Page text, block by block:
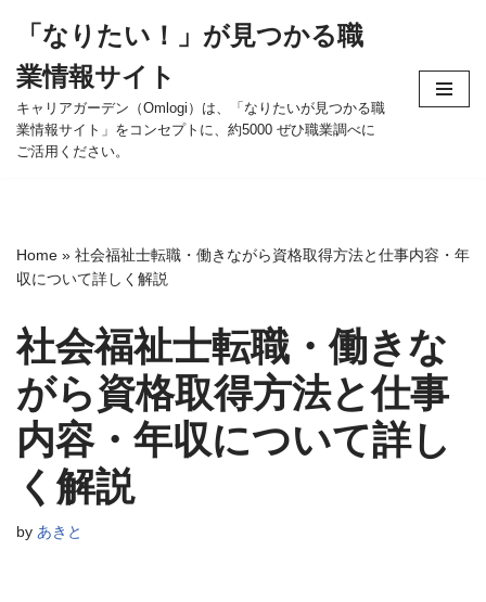
ン
テ
ン
ツ
ッ
プ
「なりたい！」が見つかる職
業情報サイト
キャリアガーデン（Omlogi）は、「なりたいが見つかる職
業情報サイト」をコンセプトに、約5000 ぜひ職業調べに
ご活用ください。
Home » 社会福祉士転職・働きながら資格取得方法と仕事内容・年
収について詳しく解説
社会福祉士転職・働きな
がら資格取得方法と仕事
内容・年収について詳し
く解説
by あきと